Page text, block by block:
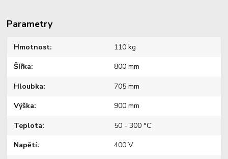
Parametry
Hmotnost 110 kg
Šířka 800 mm
Hloubka 705 mm
Výška 900 mm
Teplota 50 - 300 °C
Napětí 400 V